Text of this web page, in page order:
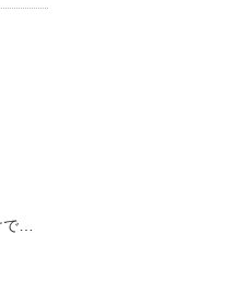
な
に、